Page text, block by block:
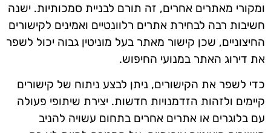
ומקורי מאתרים אחרים, זה תורם לבניית סמכותיות. ישנה
חשיבות רבה לבחירת אתרים רלוונטיים ואמינים לקישורים
החיצוניים, שכן קישור מאתר בעל מוניטין גבוה יכול לשפר
את דירוג האתר במנועי החיפוש.
כדי לשפר את הקישורים, ניתן לבצע ניתוח של קישורים
קיימים ולזהות הזדמנויות חדשות. יצירת שיתופי פעולה
עם בלוגרים או אתרים אחרים בתחום עשויה להניב